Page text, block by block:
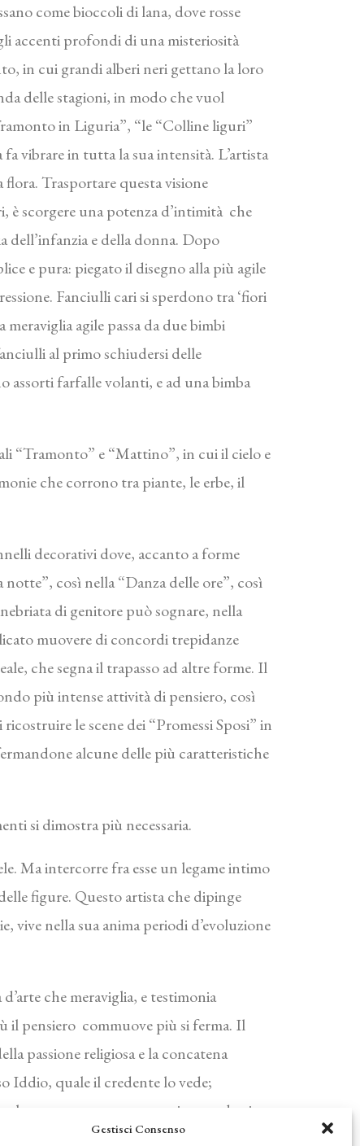
Gestisci Consenso
come bioccoli di lana, dove rosse
accenti profondi di una misteriosità
in cui grandi alberi neri gettano la loro
delle stagioni, in modo che vuol
in Liguria”, “le “Colline liguri”
vibrare in tutta la sua intensità. L’artista
flora. Trasportare questa visione
è scorgere una potenza d’intimità che
dell’infanzia e della donna. Dopo
e pura: piegato il disegno alla più agile
Fanciulli cari si sperdono tra ‘fiori
agile passa da due bimbi
al primo schiudersi delle
assorti farfalle volanti, e ad una bimba
“Tramonto” e “Mattino”, in cui il cielo e
che corrono tra piante, le erbe, il
decorativi dove, accanto a forme
così nella “Danza delle ore”, così
di genitore può sognare, nella
muovere di concordi trepidanze
che segna il trapasso ad altre forme. Il
più intense attività di pensiero, così
le scene dei “Promessi Sposi” in
alcune delle più caratteristiche
si dimostra più necessaria.
Ma intercorre fra esse un legame intimo
figure. Questo artista che dipinge
vive nella sua anima periodi d’evoluzione
che meraviglia, e testimonia
il pensiero commuove più si ferma. Il
passione religiosa e la concatena
Iddio, quale il credente lo vede;
poteva sopportare, aggiungendo ai
preghiera e motivo di imitazione, sono